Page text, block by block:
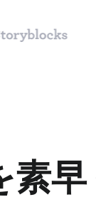
素